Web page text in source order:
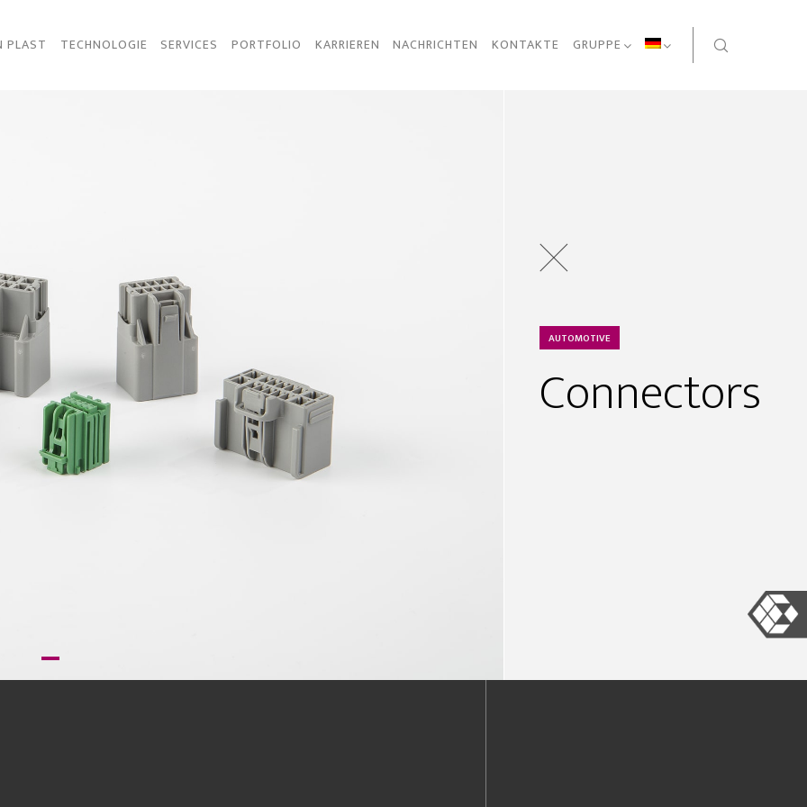
PLAST TECHNOLOGIE SERVICES PORTFOLIO KARRIEREN NACHRICHTEN KONTAKTE GRUPPE
AUTOMOTIVE
Connectors